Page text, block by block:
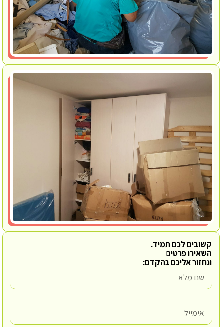
קשובים לכם תמיד.
השאירו פרטים
ונחזור אליכם בהקדם: